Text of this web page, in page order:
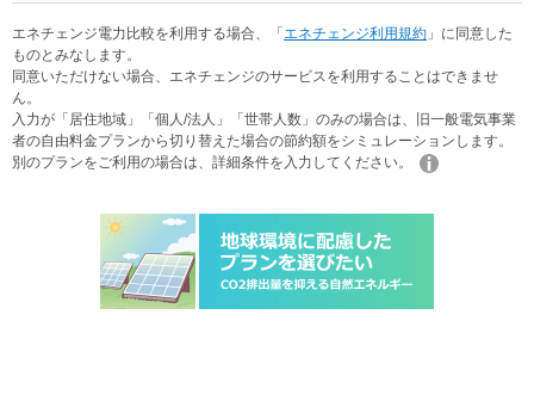
エネチェンジ電力比較を利用する場合、「エネチェンジ利用規約 」に同意した
ものとみなします。
同意いただけない場合、エネチェンジのサービスを利用することはできませ
ん。
入力が「居住地域」「個人/法人」「世帯人数」のみの場合は、旧一般電気事業
者の自由料金プランから切り替えた場合の節約額をシミュレーションします。
別のプランをご利用の場合は、詳細条件を入力してください。